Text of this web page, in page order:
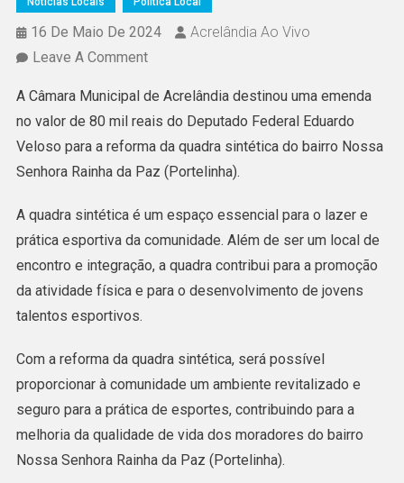
16 De Maio De 2024
Acrelândia Ao Vivo
Leave A CommentOn
Municipal
De
Acrelândia
Destina
Quadra
Sintética
Do
Bairro
Portelinha.
A Câmara Municipal de Acrelândia destinou uma emenda
no valor de 80 mil reais do Deputado Federal Eduardo
Veloso para a reforma da quadra sintética do bairro Nossa
Senhora Rainha da Paz (Portelinha).
A quadra sintética é um espaço essencial para o lazer e
prática esportiva da comunidade. Além de ser um local de
encontro e integração, a quadra contribui para a promoção
da atividade física e para o desenvolvimento de jovens
talentos esportivos.
Com a reforma da quadra sintética, será possível
proporcionar à comunidade um ambiente revitalizado e
seguro para a prática de esportes, contribuindo para a
melhoria da qualidade de vida dos moradores do bairro
Nossa Senhora Rainha da Paz (Portelinha).